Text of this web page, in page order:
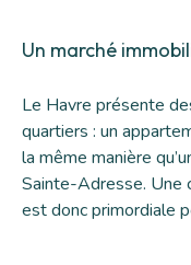
Un marché
Le Havre présente
quartiers : un
la même manière
Sainte-Adresse. Une
est donc primordiale